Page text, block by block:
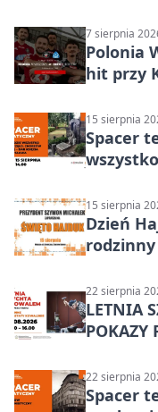
7 sierpnia
Polonia
hit przy
15 sierpnia
Spacer
15 sierpnia
Dzień
rodzinny
22 sierpnia
LETNIA
POKAZY
22 sierpnia
Spacer